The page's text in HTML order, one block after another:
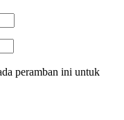
peramban ini untuk